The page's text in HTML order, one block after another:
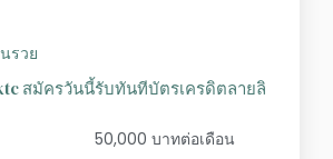
รวย
สมัครวันนี้รับทันทีบัตรเครดิตลายลิ
50,000 บาทต่อเดือน